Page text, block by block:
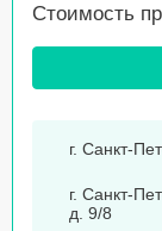
Стоимость
г. Санкт-
г. Санкт-
д. 9/8